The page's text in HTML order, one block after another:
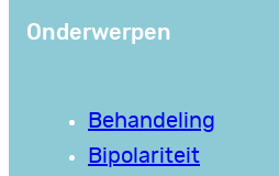
Onderwerpen
Behandeling
Bipolariteit